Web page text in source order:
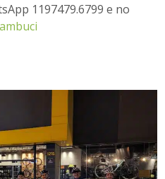
1197479.6799 e no